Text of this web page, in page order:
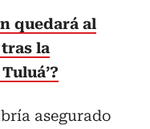
quedará al
la
asegurado